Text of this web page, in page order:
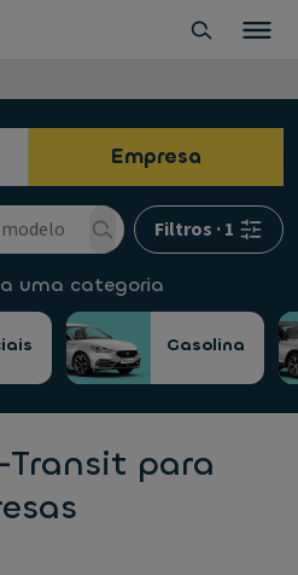
Empresa
Filtros ·1
uma categoria
Gasolina
Transit para